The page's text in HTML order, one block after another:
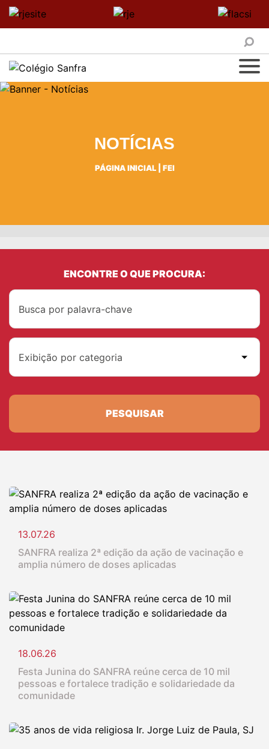
NOTÍCIAS
PÁGINA INICIAL| FEI
ENCONTRE O QUE PROCURA:
Exibição por categoria
PESQUISAR
13.07.26
SANFRA realiza 2ª edição da ação de vacinação e
amplia número de doses aplicadas
18.06.26
Festa Junina do SANFRA reúne cerca de 10 mil
pessoas e fortalece tradição e solidariedade da
comunidade